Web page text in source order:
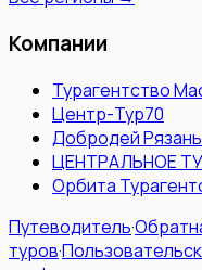
Компании
Турагентство
Центр-Тур70
Добродей
ЦЕНТРАЛЬНОЕ
Орбита
Путеводитель·
туров·